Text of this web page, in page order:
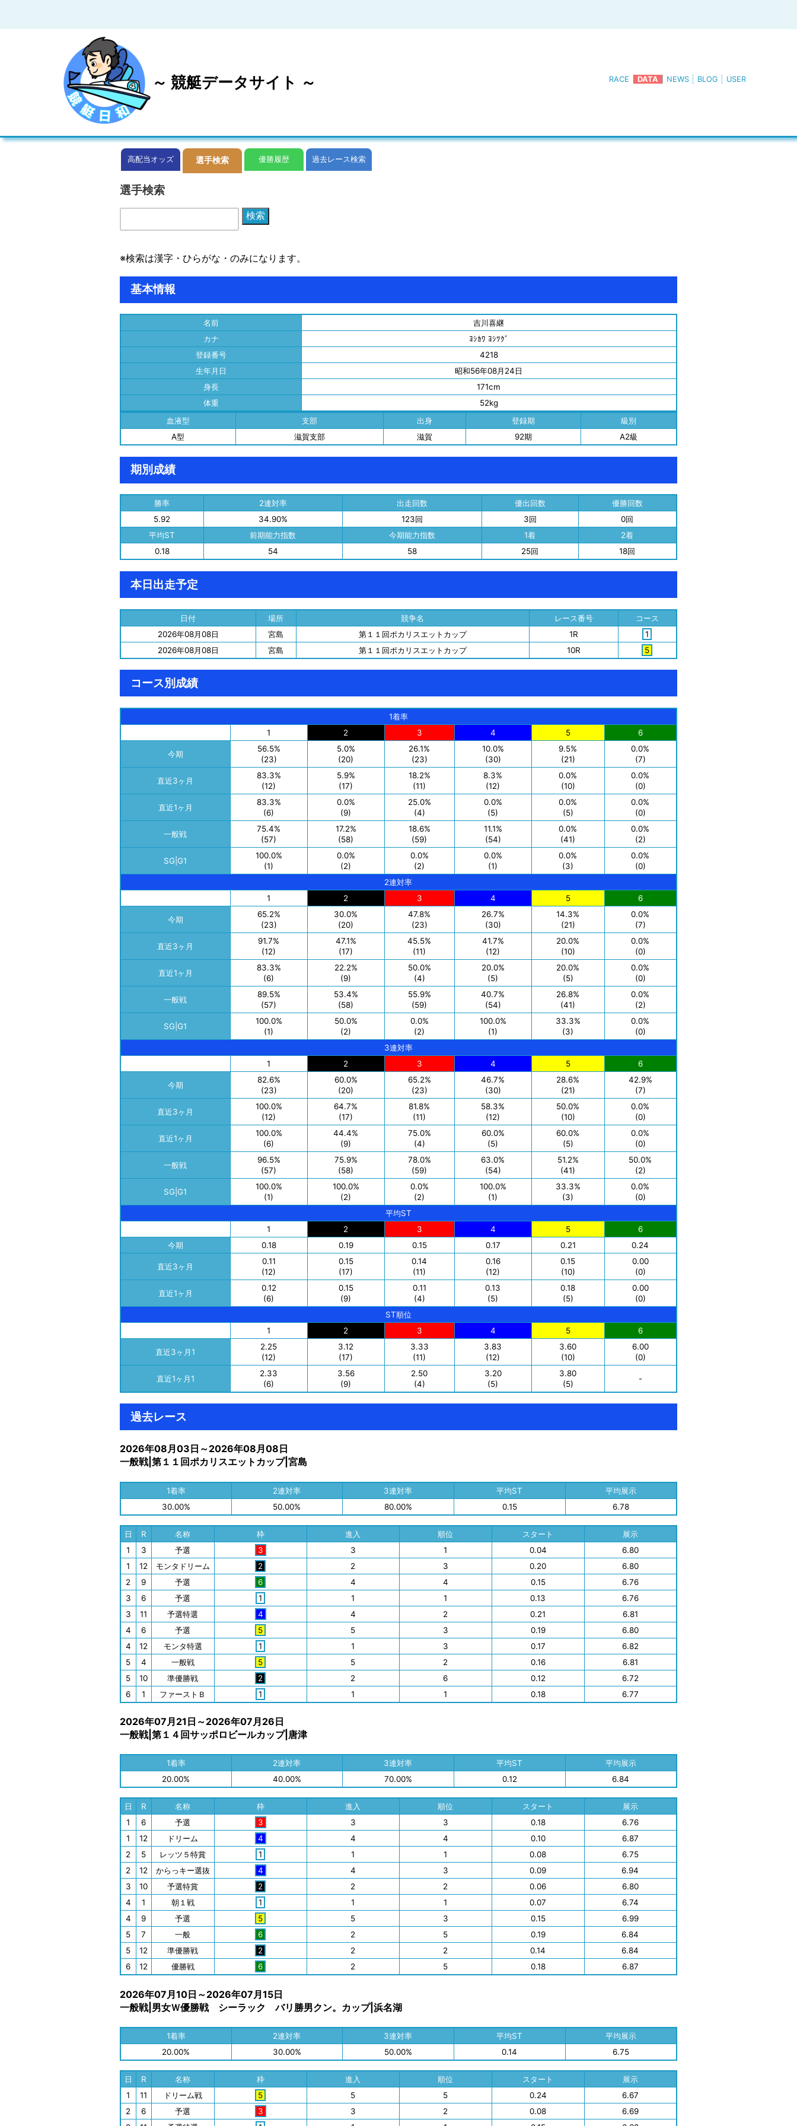
～ 競艇データサイト ～ RACE DATA NEWS BLOG USER
高配当オッズ 選手検索 優勝履歴 過去レース検索
選手検索
検索
※検索は漢字・ひらがな・のみになります。
基本情報
名前
吉川喜継
カナ
ﾖｼｶﾜ ﾖｼﾂｸﾞ
登録番号
4218
生年月日
昭和56年08月24日
身長
171cm
体重
52kg
血液型
支部 出身 登録期
級別
A型
滋賀支部 滋賀 92期 A2級
期別成績
勝率 2連対率 出走回数 優出回数
優勝回数
5.92
34.90% 123回 3回
0回
平均ST
前期能力指数 今期能力指数 1着
2着
0.18
54 58 25回 18回
本日出走予定
日付 場所 競争名 レース番号
コース
2026年08月08日
宮島 第１１回ポカリスエットカップ 1R
1
2026年08月08日
宮島 第１１回ポカリスエットカップ 10R 5
コース別成績
1着率
1
2 3 4 5 6
今期
56.5%
(23)
5.0%
(20)
26.1%
(23)
10.0%
(30)
9.5%
(21)
0.0%
(7)
直近3ヶ月
83.3%
(12)
5.9%
(17)
18.2%
(11)
8.3%
(12)
0.0%
(10)
0.0%
(0)
直近1ヶ月
83.3%
(6)
0.0%
(9)
25.0%
(4)
0.0%
(5)
0.0%
(5)
0.0%
(0)
一般戦
75.4%
(57)
17.2%
(58)
18.6%
(59)
11.1%
(54)
0.0%
(41)
0.0%
(2)
SG|G1
100.0%
(1)
0.0%
(2)
0.0%
(2)
0.0%
(1)
0.0%
(3)
0.0%
(0)
2連対率
1
2 3 4 5 6
今期
65.2%
(23)
30.0%
(20)
47.8%
(23)
26.7%
(30)
14.3%
(21)
0.0%
(7)
直近3ヶ月
91.7%
(12)
47.1%
(17)
45.5%
(11)
41.7%
(12)
20.0%
(10)
0.0%
(0)
直近1ヶ月
83.3%
(6)
22.2%
(9)
50.0%
(4)
20.0%
(5)
20.0%
(5)
0.0%
(0)
一般戦
89.5%
(57)
53.4%
(58)
55.9%
(59)
40.7%
(54)
26.8%
(41)
0.0%
(2)
SG|G1
100.0%
(1)
50.0%
(2)
0.0%
(2)
100.0%
(1)
33.3%
(3)
0.0%
(0)
3連対率
1
2 3 4 5 6
今期
82.6%
(23)
60.0%
(20)
65.2%
(23)
46.7%
(30)
28.6%
(21)
42.9%
(7)
直近3ヶ月
100.0%
(12)
64.7%
(17)
81.8%
(11)
58.3%
(12)
50.0%
(10)
0.0%
(0)
直近1ヶ月
100.0%
(6)
44.4%
(9)
75.0%
(4)
60.0%
(5)
60.0%
(5)
0.0%
(0)
一般戦
96.5%
(57)
75.9%
(58)
78.0%
(59)
63.0%
(54)
51.2%
(41)
50.0%
(2)
SG|G1
100.0%
(1)
100.0%
(2)
0.0%
(2)
100.0%
(1)
33.3%
(3)
0.0%
(0)
平均ST
1
2 3 4 5
6
今期
0.18 0.19 0.15 0.17 0.21 0.24
直近3ヶ月
0.11
(12)
0.15
(17)
0.14
(11)
0.16
(12)
0.15
(10)
0.00
(0)
直近1ヶ月
0.12
(6)
0.15
(9)
0.11
(4)
0.13
(5)
0.18
(5)
0.00
(0)
ST順位
1
2 3 4 5 6
直近3ヶ月1
2.25
(12)
3.12
(17)
3.33
(11)
3.83
(12)
3.60
(10)
6.00
(0)
直近1ヶ月1
2.33
(6)
3.56
(9)
2.50
(4)
3.20
(5)
3.80
(5)
-
過去レース
2026年08月03日～2026年08月08日
一般戦|第１１回ポカリスエットカップ|宮島
1着率 2連対率 3連対率 平均ST
平均展示
30.00%
50.00% 80.00% 0.15 6.78
日 R 名称 枠 進入 順位 スタート
展示
1
3 予選 3 3 1 0.04
6.80
1
12 モンタドリーム 2 2 3 0.20
6.80
2
9 予選 6 4 4 0.15
6.76
3
6 予選 1 1 1 0.13
6.76
3
11 予選特選 4 4 2 0.21
6.81
4
6 予選 5 5 3 0.19
6.80
4
12 モンタ特選 1 1 3 0.17
6.82
5
4 一般戦 5 5 2 0.16
6.81
5
10 準優勝戦 2 2 6 0.12
6.72
6
1 ファーストＢ 1 1 1 0.18 6.77
2026年07月21日～2026年07月26日
一般戦|第１４回サッポロビールカップ|唐津
1着率 2連対率 3連対率 平均ST
平均展示
20.00%
40.00% 70.00% 0.12 6.84
日 R 名称 枠 進入 順位 スタート
展示
1
6 予選 3 3 3 0.18
6.76
1
12 ドリーム 4 4 4 0.10
6.87
2
5 レッツ５特賞 1 1 1 0.08
6.75
2
12 からっキー選抜 4 4 3 0.09
6.94
3
10 予選特賞 2 2 2 0.06
6.80
4
1 朝１戦 1 1 1 0.07
6.74
4
9 予選 5 5 3 0.15
6.99
5
7 一般 6 2 5 0.19
6.84
5
12 準優勝戦 2 2 2 0.14
6.84
6
12 優勝戦 6 2 5 0.18 6.87
2026年07月10日～2026年07月15日
一般戦|男女Ｗ優勝戦 シーラック バリ勝男クン。カップ|浜名湖
1着率 2連対率 3連対率 平均ST
平均展示
20.00%
30.00% 50.00% 0.14 6.75
日 R 名称 枠 進入 順位 スタート
展示
1
11 ドリーム戦 5 5 5 0.24
6.67
2
6 予選 3 3 2 0.08
6.69